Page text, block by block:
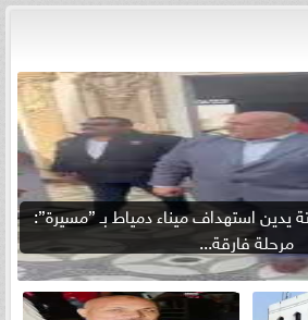
يدين استهداف ميناء دمياط بـ ”مسيرة”:
مرحلة فارقة...